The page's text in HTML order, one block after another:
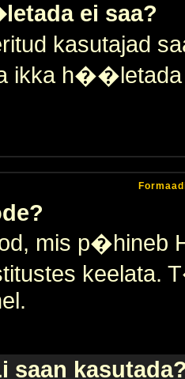
ei saa?
kasutajad
ikka h��letada
mis p�hineb
keelata.
saan